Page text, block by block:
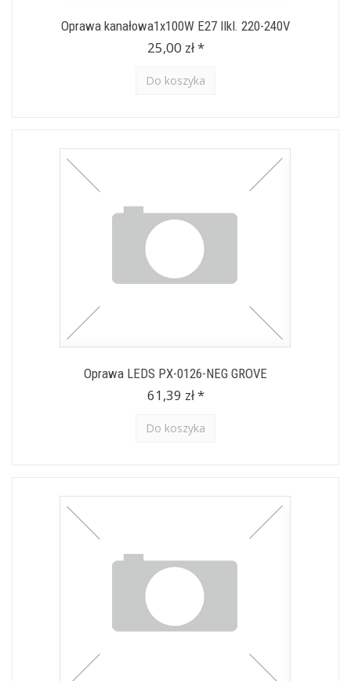
Oprawa kanałowa1x100W E27 IIkl. 220-240V
25,00 zł *
Do koszyka
Oprawa LEDS PX-0126-NEG GROVE
61,39 zł *
Do koszyka